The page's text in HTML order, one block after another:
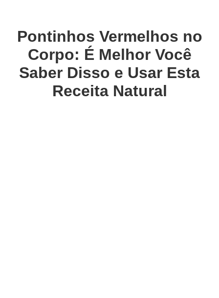
Pontinhos Vermelhos no
Corpo: É Melhor Você
Saber Disso e Usar Esta
Receita Natural